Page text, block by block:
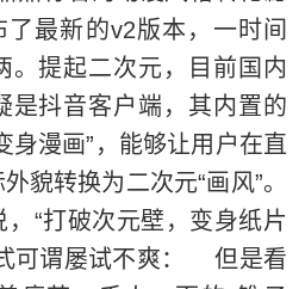
最新的v2版本，一时间
。提起二次元，目前国内
是抖音客户端，其内置的
身漫画”，能够让用户在直
貌转换为二次元“画风”。
“打破次元壁，变身纸片
可谓屡试不爽： 但是看